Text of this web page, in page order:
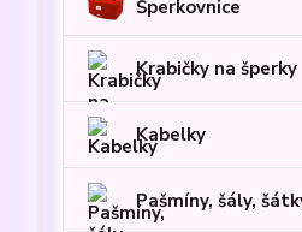
Šperkovnice
Krabičky na šperky
Kabelky
Pašmíny, šály,